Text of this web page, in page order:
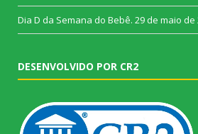
Dia D da Semana do Bebê. 29 de maio de
DESENVOLVIDO POR CR2